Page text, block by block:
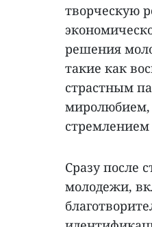
творческую
решения
такие как
страстным
миролюбием,
стремлением
Сразу после
молодежи,